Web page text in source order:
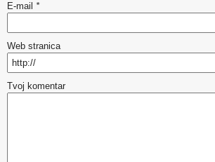
E-mail *
Web stranica
Tvoj komentar